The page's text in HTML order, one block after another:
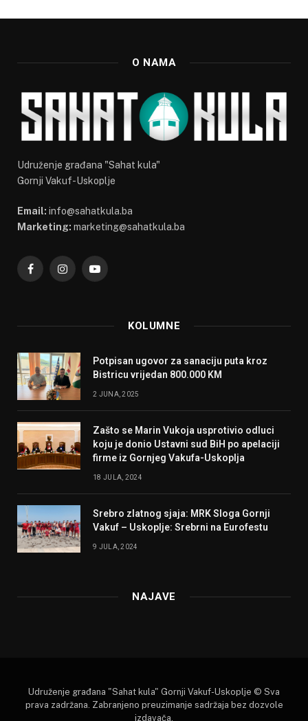
O NAMA
Udruženje građana "Sahat kula"
Gornji Vakuf-Uskoplje
Email: info@sahatkula.ba
Marketing: marketing@sahatkula.ba
FacebookInstagramYouTube
KOLUMNE
Potpisan ugovor za sanaciju puta kroz
Bistricu vrijedan 800.000 KM
2 JUNA, 2025
Zašto se Marin Vukoja usprotivio odluci
koju je donio Ustavni sud BiH po apelaciji
firme iz Gornjeg Vakufa-Uskoplja
18 JULA, 2024
Srebro zlatnog sjaja: MRK Sloga Gornji
Vakuf – Uskoplje: Srebrni na Eurofestu
9 JULA, 2024
NAJAVE
Udruženje građana "Sahat kula" Gornji Vakuf-Uskoplje © Sva
prava zadržana. Zabranjeno preuzimanje sadržaja bez dozvole
izdavača.